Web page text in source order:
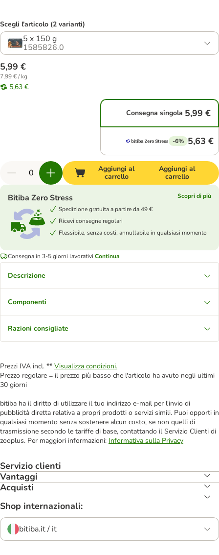
Scegli l'articolo (2 varianti)
5 x 150 g
1585826.0
5,99 €
7,99 € / kg
5,63 €
Consegna singola 5,99 €
-6% 5,63 €
Aggiungi al
carrello
Aggiungi al
carrello
Bitiba Zero Stress
Scopri di più
Spedizione gratuita a partire da 49 €
Ricevi consegne regolari
Flessibile, senza costi, annullabile in qualsiasi momento
Consegna in 3-5 giorni lavorativi Continua
Descrizione
Componenti
Razioni consigliate
Prezzi IVA incl. ** Visualizza condizioni.
Prezzo regolare = il prezzo più basso che l'articolo ha avuto negli ultimi
30 giorni
bitiba ha il diritto di utilizzare il tuo indirizzo e-mail per l'invio di
pubblicità diretta relativa a propri prodotti o servizi simili. Puoi opporti in
qualsiasi momento senza sostenere alcun costo, se non quelli di
trasmissione secondo le tariffe di base, contattando il Servizio Clienti di
zooplus. Per maggiori informazioni: Informativa sulla Privacy
Servizio clienti
Vantaggi
Acquisti
Shop internazionali:
bitiba.it / it